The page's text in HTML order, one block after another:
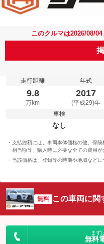
このクルマは2026/08/
走行距離
9.8
万km
年式
2017
(平成29)年
車検
なし
支払総額には、車両本体価格の他、保
相当額等、購入時に必要な全ての費用が
当該価格は、登録等の時期や地域など
無料 この車両に関
まず
無料